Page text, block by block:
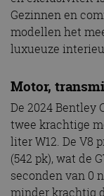
Gezinnen en
modellen het
luxueuze
Motor,
De 2024 Bentley
twee krachtige
liter W12. De V8
(542 pk), wat de
seconden van 0
minder krachtig